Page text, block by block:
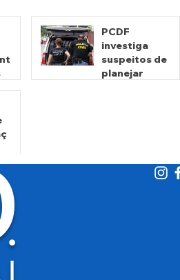
PCDF
investiga
suspeitos de
planejar